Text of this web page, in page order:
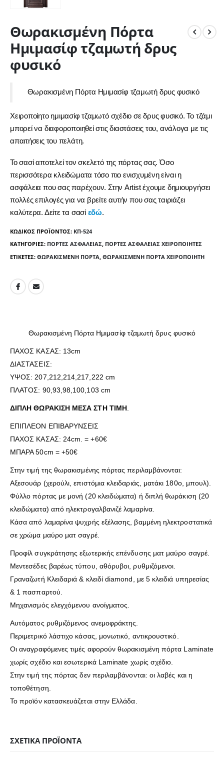
Θωρακισμένη Πόρτα
Ημιμασίφ τζαμωτή δρυς
φυσικό
Θωρακισμένη Πόρτα Ημιμασίφ τζαμωτή δρυς φυσικό
Χειροποίητο ημιμασίφ τζαμωτό σχέδιο σε δρυς φυσικό. Το τζάμι
μπορεί να διαφοροποιηθεί στις διαστάσεις του, ανάλογα με τις
απαιτήσεις του πελάτη.
Το σασί αποτελεί τον σκελετό της πόρτας σας. Όσο
περισσότερα κλειδώματα τόσο πιο ενισχυμένη είναι η
ασφάλεια που σας παρέχουν. Στην Artist έχουμε δημιουργήσει
πολλές επιλογές για να βρείτε αυτήν που σας ταιριάζει
καλύτερα. Δείτε τα σασί εδώ.
ΚΩΔΙΚΌΣ ΠΡΟΪΌΝΤΟΣ: ΚΠ-524
ΚΑΤΗΓΟΡΊΕΣ: ΠΌΡΤΕΣ ΑΣΦΑΛΕΊΑΣ, ΠΌΡΤΕΣ ΑΣΦΑΛΕΊΑΣ ΧΕΙΡΟΠΟΊΗΤΕΣ
ΕΤΙΚΈΤΕΣ: ΘΩΡΑΚΙΣΜΈΝΗ ΠΌΡΤΑ, ΘΩΡΑΚΙΣΜΈΝΗ ΠΌΡΤΑ ΧΕΙΡΟΠΟΊΗΤΗ
Θωρακισμένη Πόρτα Ημιμασίφ τζαμωτή δρυς φυσικό
ΠΑΧΟΣ ΚΑΣΑΣ: 13cm
ΔΙΑΣΤΑΣΕΙΣ:
ΥΨΟΣ: 207,212,214,217,222 cm
ΠΛΑΤΟΣ: 90,93,98,100,103 cm
ΔΙΠΛΗ ΘΩΡΑΚΙΣΗ ΜΕΣΑ ΣΤΗ ΤΙΜΗ.
ΕΠΙΠΛΕΟΝ ΕΠΙΒΑΡΥΝΣΕΙΣ
ΠΑΧΟΣ ΚΑΣΑΣ: 24cm. = +60€
ΜΠΑΡΑ 50cm = +50€
Στην τιμή της θωρακισμένης πόρτας περιλαμβάνονται:
Αξεσουάρ (χερούλι, επιστόμια κλειδαριάς, ματάκι 180ο, μπουλ).
Φύλλο πόρτας με μονή (20 κλειδώματα) ή διπλή θωράκιση (20
κλειδώματα) από ηλεκτρογαλβανιζέ λαμαρίνα.
Κάσα από λαμαρίνα ψυχρής εξέλασης, βαμμένη ηλεκτροστατικά
σε χρώμα μαύρο ματ σαγρέ.
Προφίλ συγκράτησης εξωτερικής επένδυσης ματ μαύρο σαγρέ.
Μεντεσέδες βαρέως τύπου, αθόρυβοι, ρυθμιζόμενοι.
Γραναζωτή Κλειδαριά & κλειδί diamond, με 5 κλειδιά υπηρεσίας
& 1 πασπαρτού.
Μηχανισμός ελεγχόμενου ανοίγματος.
Αυτόματος ρυθμιζόμενος ανεμοφράκτης.
Περιμετρικό λάστιχο κάσας, μονωτικό, αντικρουστικό.
Οι αναγραφόμενες τιμές αφορούν θωρακισμένη πόρτα Laminate
χωρίς σχέδιο και εσωτερικά Laminate χωρίς σχέδιο.
Στην τιμή της πόρτας δεν περιλαμβάνονται: οι λαβές και η
τοποθέτηση.
Το προϊόν κατασκευάζεται στην Ελλάδα.
ΣΧΕΤΙΚΆ ΠΡΟΪΌΝΤΑ